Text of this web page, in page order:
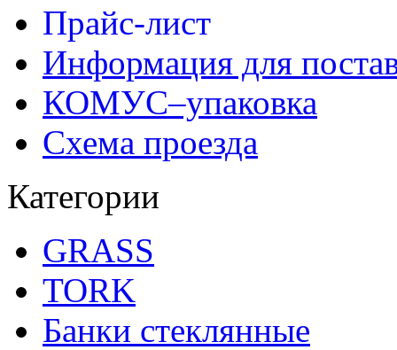
Прайс-лист
Информация для
КОМУС–упаковка
Схема проезда
Категории
GRASS
TORK
Банки стеклянные